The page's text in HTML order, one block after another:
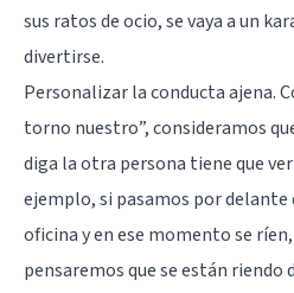
sus ratos de ocio, se vaya a un
divertirse.
Personalizar la conducta ajena.
torno nuestro”, consideramos
diga la otra persona tiene que
ejemplo, si pasamos por delante
oficina y en ese momento se
pensaremos que se están riendo